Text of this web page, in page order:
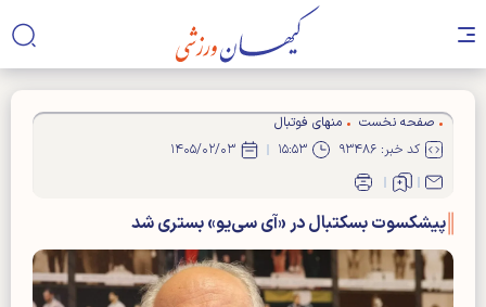
صفحه نخست
منهای فوتبال
کد خبر: ۹۳۴۸۶
۱۵:۵۳ ۱۴۰۵/۰۲/۰۳
پیشکسوت بسکتبال در «آی سی‌یو» بستری شد